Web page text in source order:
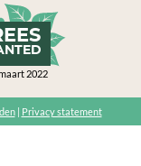
2022
| Privacy statement